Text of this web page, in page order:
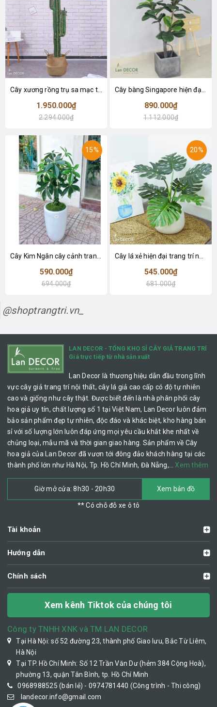
Cây xương rồng trụ sa mạc trang trí loại 2 tay (155cm) - LC2912
1.950.000₫
2.294.000₫
890.000₫
1.112.000₫
15%
590.000₫
694.000₫
20%
545.000₫
681.000₫
@shoptrangtri.vn_
LAN DECOR - TỔNG KHO SỈ CÂY GIẢ TRANG TRÍ
Giá trực tiếp từ nhà sản xuất
Lan Decor là thương hiệu dẫn đầu trong lĩnh
vực cây giả trang trí nội thất, cây lá giả cao cấp có độ tự nhiên
cao và giống như cây thật. Được biết đến là nhà phân phối cây
hoa giả uy tín, chất lượng số 1 tại Việt Nam, Lan Decor luôn đảm
bảo sản phẩm đẹp tự nhiên, độc đáo và khác biệt, kho hàng bán
sỉ với số lượng lớn luôn đáp ứng mọi yêu cầu khắt khe nhất về
chủng loại, mẫu mã và thời gian giao hàng. Sản phẩm về Cây
hoa giả của Lan Decor đã vươn tới đông đảo khách hàng tại các
thành phố lớn như Hà Nội, Tp. Hồ Chí Minh, Đà Nẵng,…Xem thêm
Giờ mở cửa: 8h30 - 20h30 Xem bản đồ
** Có chỗ đỗ xe ô tô
Tài khoản
Hướng dẫn
Chính sách
Xem kênh Tiktok của chúng tôi
Công ty TNHH XNK và TM LAN DECOR
Tại Hà Nội: số 52 đường 23, thành phố Giao lưu, Bắc Từ Liêm,
Hà Nội
Tại TP. Hồ Chí Minh: Số 12 Trần Văn Dư (hẻm 384 Cộng Hoà),
phường 13, quận Tân Bình, tp. Hồ Chí Minh
0968988525 (bán lẻ) - 0974781440 (Công trình - Thi công)
landecor.info@gmail.com